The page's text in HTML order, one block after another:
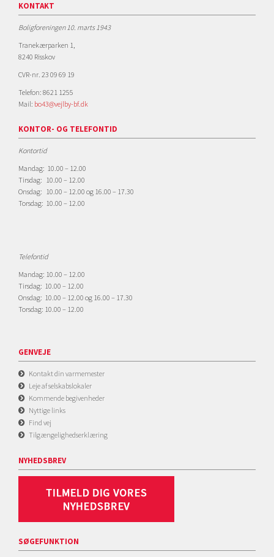
KONTAKT
Boligforeningen 10. marts 1943
Tranekærparken 1,
8240 Risskov
CVR-nr. 23 09 69 19
Telefon: 8621 1255
Mail: bo43@vejlby-bf.dk
KONTOR- OG TELEFONTID
Kontortid
Mandag: 10.00 – 12.00
Tirsdag: 10.00 – 12.00
Onsdag: 10.00 – 12.00 og 16.00 – 17.30
Torsdag: 10.00 – 12.00
Telefontid
Mandag: 10.00 – 12.00
Tirsdag: 10.00 – 12.00
Onsdag: 10.00 – 12.00 og 16.00 – 17.30
Torsdag: 10.00 – 12.00
GENVEJE
Kontakt din varmemester
Leje af selskabslokaler
Kommende begivenheder
Nyttige links
Find vej
Tilgængelighedserklæring
NYHEDSBREV
SØGEFUNKTION